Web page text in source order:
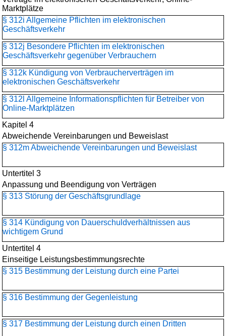
Marktplätze
§ 312i Allgemeine Pflichten im elektronischen
Geschäftsverkehr
§ 312j Besondere Pflichten im elektronischen
Geschäftsverkehr gegenüber Verbrauchern
§ 312k Kündigung von Verbraucherverträgen im
elektronischen Geschäftsverkehr
§ 312l Allgemeine Informationspflichten für Betreiber von
Online-Marktplätzen
Kapitel 4
Abweichende Vereinbarungen und Beweislast
§ 312m Abweichende Vereinbarungen und Beweislast
Untertitel 3
Anpassung und Beendigung von Verträgen
§ 313 Störung der Geschäftsgrundlage
§ 314 Kündigung von Dauerschuldverhältnissen aus
wichtigem Grund
Untertitel 4
Einseitige Leistungsbestimmungsrechte
§ 315 Bestimmung der Leistung durch eine Partei
§ 316 Bestimmung der Gegenleistung
§ 317 Bestimmung der Leistung durch einen Dritten